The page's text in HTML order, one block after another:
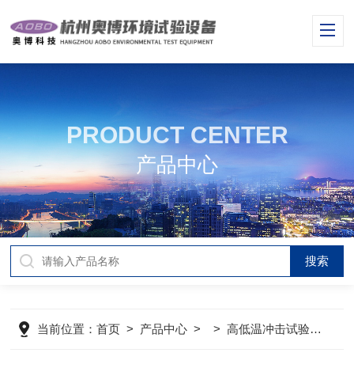
PRODUCT CENTER
产品中心
当前位置：首页 > 产品中心 > >高低温冲击试验箱